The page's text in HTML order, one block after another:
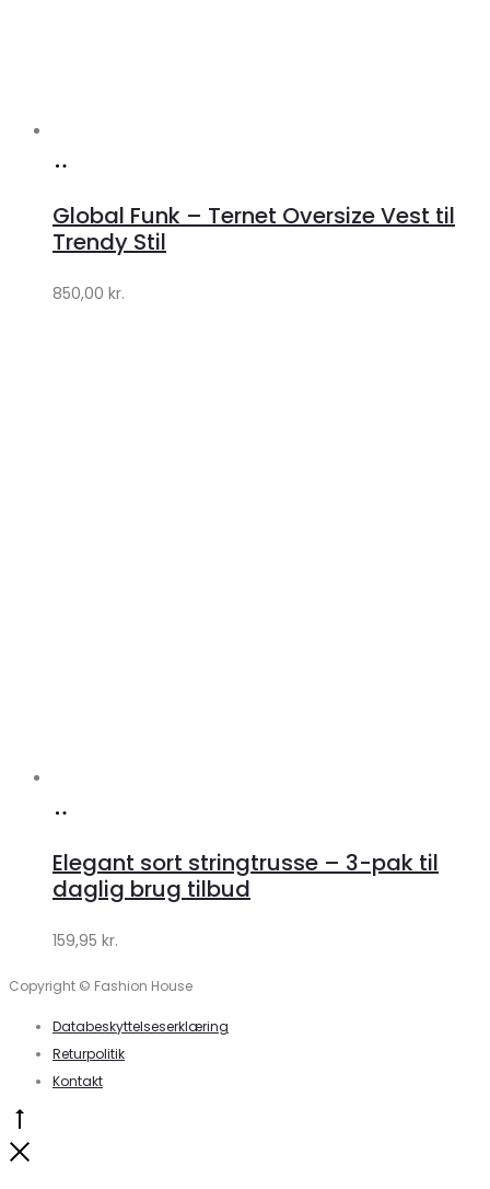
Lykke
Lykke
Global Funk – Ternet Oversize Vest til
Trendy Stil
850,00 kr.
Klædeskabet.dk
Elegant sort stringtrusse – 3-pak til
daglig brug tilbud
159,95 kr.
Copyright © Fashion House
Databeskyttelseserklæring
Returpolitik
Kontakt